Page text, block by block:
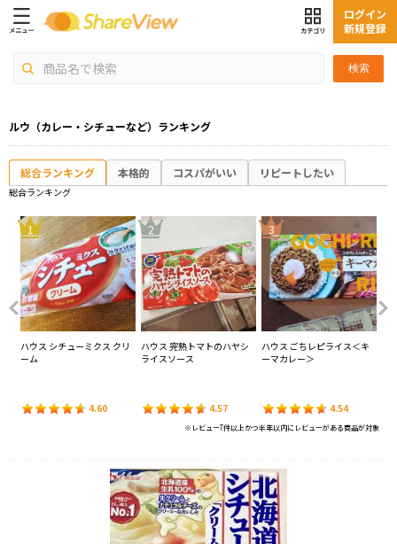
検索
ログイン
新規登録
ルウ（カレー・シチューなど）ランキング
総合ランキング 本格的 コスパがいい リピートしたい
総合ランキング
1
ハウス シチューミクス クリ
ーム
4.60
2
ハウス 完熟トマトのハヤシ
ライスソース
4.57
3
ハウス ごちレピライス＜キ
ーマカレー＞
4.54
※レビュー7件以上かつ半年以内にレビューがある商品が対象